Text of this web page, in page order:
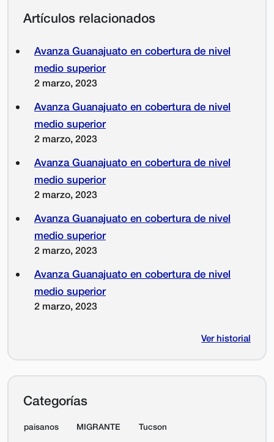
Artículos relacionados
Avanza Guanajuato en cobertura de nivel
medio superior
2 marzo, 2023
Avanza Guanajuato en cobertura de nivel
medio superior
2 marzo, 2023
Avanza Guanajuato en cobertura de nivel
medio superior
2 marzo, 2023
Avanza Guanajuato en cobertura de nivel
medio superior
2 marzo, 2023
Avanza Guanajuato en cobertura de nivel
medio superior
2 marzo, 2023
Ver historial
Categorías
paisanos MIGRANTE Tucson